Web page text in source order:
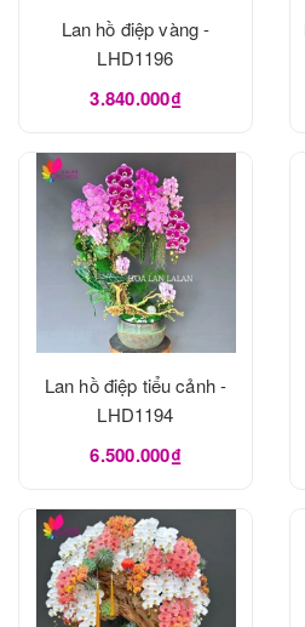
Lan hồ điệp vàng -
LHD1196
3.840.000₫
Lan hồ điệp tiểu cảnh -
LHD1194
6.500.000₫